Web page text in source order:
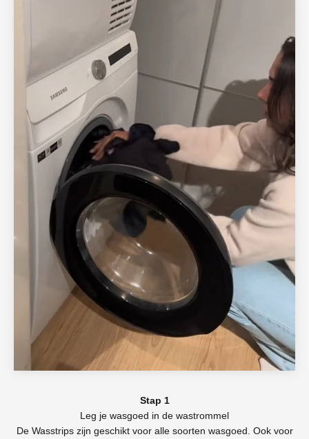
Stap 1
Leg je wasgoed in de wastrommel
De Wasstrips zijn geschikt voor alle soorten wasgoed. Ook voor